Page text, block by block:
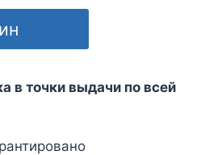
в точки выдачи по всей